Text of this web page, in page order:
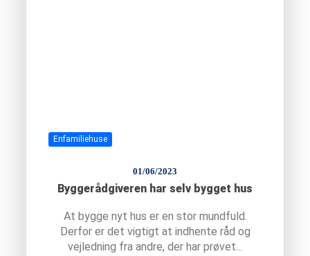
Enfamiliehuse
01/06/2023
Byggerådgiveren har selv bygget hus
At bygge nyt hus er en stor mundfuld.
Derfor er det vigtigt at indhente råd og
vejledning fra andre, der har prøvet...